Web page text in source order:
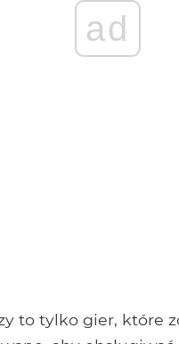
ad
to tylko gier, które